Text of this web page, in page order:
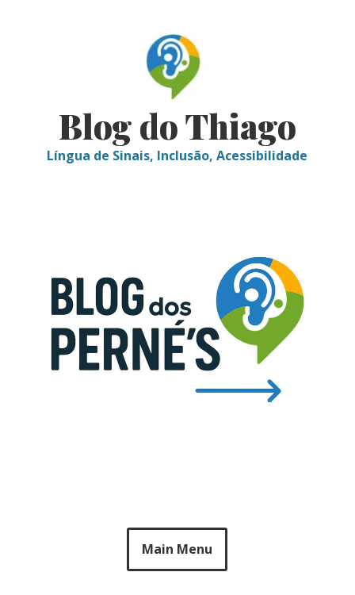
Blog do Thiago
Língua de Sinais, Inclusão, Acessibilidade
Main Menu